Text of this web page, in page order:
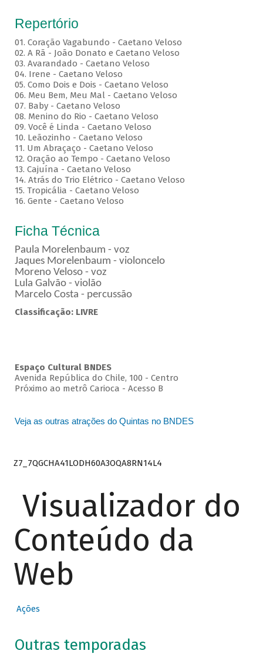
Repertório
01. Coração Vagabundo - Caetano Veloso
02. A Rã - João Donato e Caetano Veloso
03. Avarandado - Caetano Veloso
04. Irene - Caetano Veloso
05. Como Dois e Dois - Caetano Veloso
06. Meu Bem, Meu Mal - Caetano Veloso
07. Baby - Caetano Veloso
08. Menino do Rio - Caetano Veloso
09. Você é Linda - Caetano Veloso
10. Leãozinho - Caetano Veloso
11. Um Abraçaço - Caetano Veloso
12. Oração ao Tempo - Caetano Veloso
13. Cajuína - Caetano Veloso
14. Atrás do Trio Elétrico - Caetano Veloso
15. Tropicália - Caetano Veloso
16. Gente - Caetano Veloso
Ficha Técnica
Paula Morelenbaum - voz
Jaques Morelenbaum - violoncelo
Moreno Veloso - voz
Lula Galvão - violão
Marcelo Costa - percussão
Classificação: LIVRE
Espaço Cultural BNDES
Avenida República do Chile, 100 - Centro
Próximo ao metrô Carioca - Acesso B
Veja as outras atrações do Quintas no BNDES
Z7_7QGCHA41LODH60A3OQA8RN14L4
Visualizador do
Conteúdo da
Web
Ações
Outras temporadas